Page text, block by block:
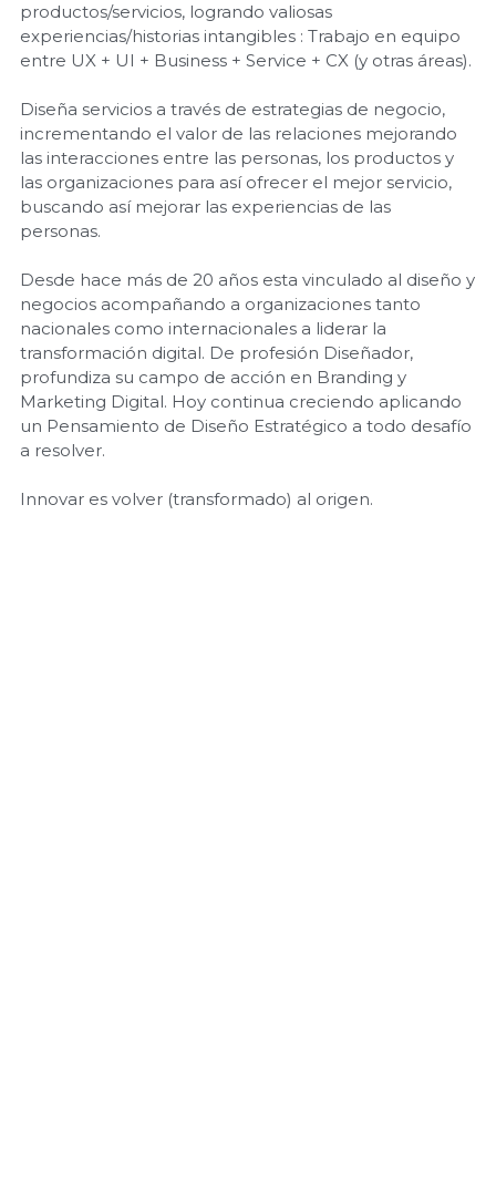
productos/servicios, logrando valiosas
experiencias/historias intangibles : Trabajo en equipo
entre UX + UI + Business + Service + CX (y otras áreas).
Diseña servicios a través de estrategias de negocio,
incrementando el valor de las relaciones mejorando
las interacciones entre las personas, los productos y
las organizaciones para así ofrecer el mejor servicio,
buscando así mejorar las experiencias de las
personas.
Desde hace más de 20 años esta vinculado al diseño y
negocios acompañando a organizaciones tanto
nacionales como internacionales a liderar la
transformación digital. De profesión Diseñador,
profundiza su campo de acción en Branding y
Marketing Digital. Hoy continua creciendo aplicando
un Pensamiento de Diseño Estratégico a todo desafío
a resolver.
Innovar es volver (transformado) al origen.